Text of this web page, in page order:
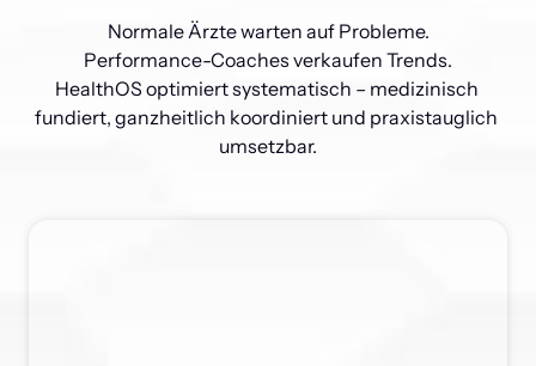
Normale Ärzte warten auf Probleme.
Performance-Coaches verkaufen Trends.
HealthOS optimiert systematisch – medizinisch
fundiert, ganzheitlich koordiniert und praxistauglich
umsetzbar.